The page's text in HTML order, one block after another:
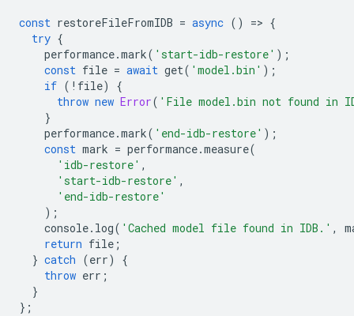
const restoreFileFromIDB = async () => {
try {
performance.mark( 'start-idb-restore' );
const file = await get( 'model.bin' );
if ( ! file)
{
throw new Error( 'File model.bin not found in
}
performance.mark( 'end-idb-restore' );
const mark = performance.measure(
'idb-restore' ,
'start-idb-restore' ,
'end-idb-restore'
);
console. log( 'Cached model file found in IDB.' ,
return file ;
} catch (err)
{
throw err ;
}
};